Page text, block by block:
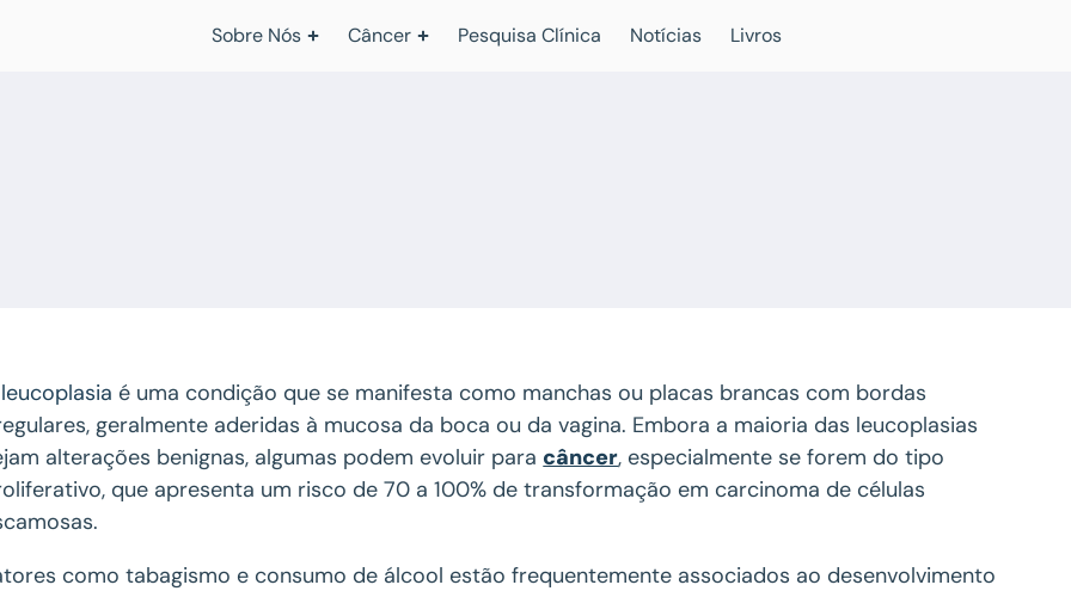
Sobre Nós Câncer Pesquisa Clínica Notícias Livros
leucoplasia é uma condição que se manifesta como manchas ou placas brancas com bordas
geralmente aderidas à mucosa da boca ou da vagina. Embora a maioria das leucoplasias
alterações benignas, algumas podem evoluir para câncer, especialmente se forem do tipo
que apresenta um risco de 70 a 100% de transformação em carcinoma de células
como tabagismo e consumo de álcool estão frequentemente associados ao desenvolvimento